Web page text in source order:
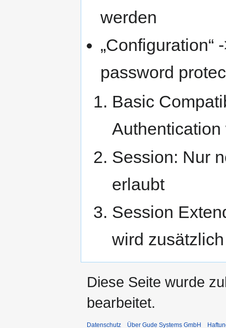
werden
„Configuration“
password
Basic
Session: Nur
erlaubt
Session
wird
Diese Seite wurde
bearbeitet.
Datenschutz Über Gude Systems GmbH